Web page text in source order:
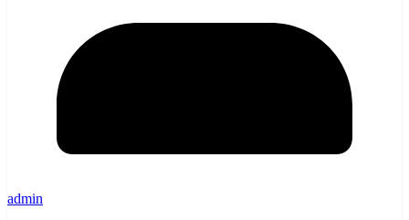
admin